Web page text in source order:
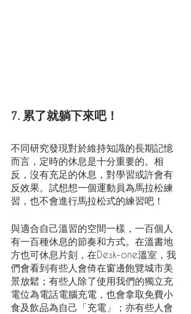
7. 累了就躺下來吧！
不同研究發現對於維持知識的長期記憶
而言，定時的休息是十分重要的。相
反，沒有充足的休息，對學習或許會有
反效果。試想想一個運動員為馬拉松練
習，也不會進行馬拉松式的練習吧！
與適合自己溫習的空間一樣，一百個人
有一百種休息的節奏和方式。在溫書地
方也可休息片刻，在Desk-one溫室，我
們會看到有些人會倚在窗邊飽覽城市美
景放鬆；有些人除了使用我們的獨立充
電位為電話電腦充電，也會拿取免費小
食及飲品為自己「充電」；亦有些人會